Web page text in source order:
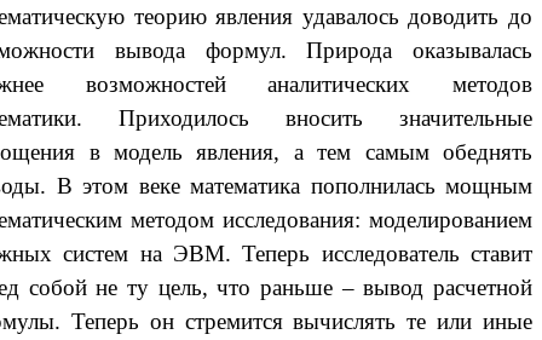
теорию явления удавалось доводить до
вывода формул. Природа оказывалась
возможностей аналитических методов
Приходилось вносить значительные
в модель явления, а тем самым обеднять
В этом веке математика пополнилась мощным
методом исследования: моделированием
систем на ЭВМ. Теперь исследователь ставит
собой не ту цель, что раньше – вывод расчетной
Теперь он стремится вычислять те или иные